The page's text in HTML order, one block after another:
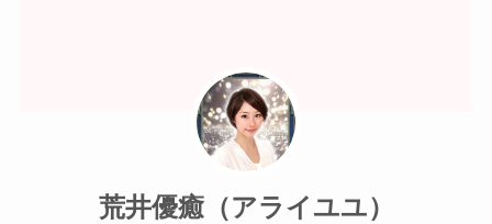
荒井優癒（アライユユ）